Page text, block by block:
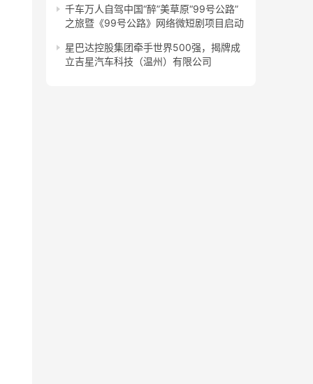
千车万人自驾中国“醉”美草原“99号公路”
之旅暨《99号公路》网络微短剧项目启动
星巴达控股集团牵手世界500强，揭牌成
立吉星汽车科技（温州）有限公司